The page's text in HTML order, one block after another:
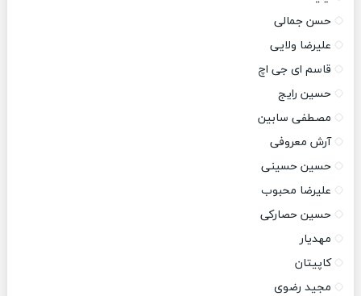
حسن جمالی
علیرضا ولایی
قاسم ای جی اچ
حسین رایج
مصطفی سابین
آرش معروفی
حسین حسینی
علیرضا محبوب
حسین حصارکی
مهدیار
کاپیتان
مجید رضوی